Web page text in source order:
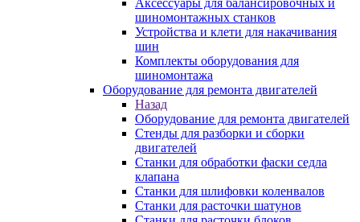
Аксессуары для балансировочных и
шиномонтажных станков
Устройства и клети для накачивания
шин
Комплекты оборудования для
шиномонтажа
Оборудование для ремонта двигателей
Назад
Оборудование для ремонта двигателей
Стенды для разборки и сборки
двигателей
Станки для обработки фаски седла
клапана
Станки для шлифовки коленвалов
Станки для расточки шатунов